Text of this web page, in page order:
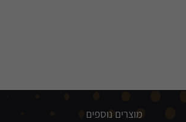
מוצרים נוספים